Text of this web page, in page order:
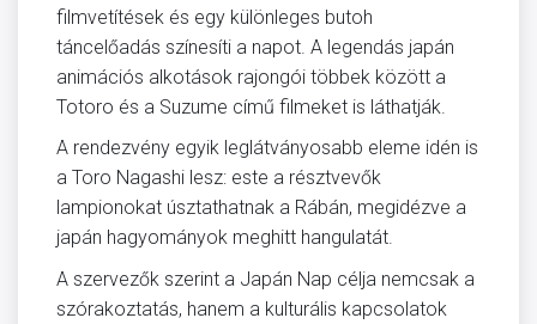
filmvetítések és egy különleges butoh
táncelőadás színesíti a napot. A legendás japán
animációs alkotások rajongói többek között a
Totoro és a Suzume című filmeket is láthatják.
A rendezvény egyik leglátványosabb eleme idén is
a Toro Nagashi lesz: este a résztvevők
lampionokat úsztathatnak a Rábán, megidézve a
japán hagyományok meghitt hangulatát.
A szervezők szerint a Japán Nap célja nemcsak a
szórakoztatás, hanem a kulturális kapcsolatok